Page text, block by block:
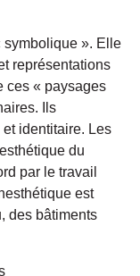
symbolique ». Elle
représentations
ces « paysages
Ils
identitaire. Les
du
par le travail
est
des bâtiments